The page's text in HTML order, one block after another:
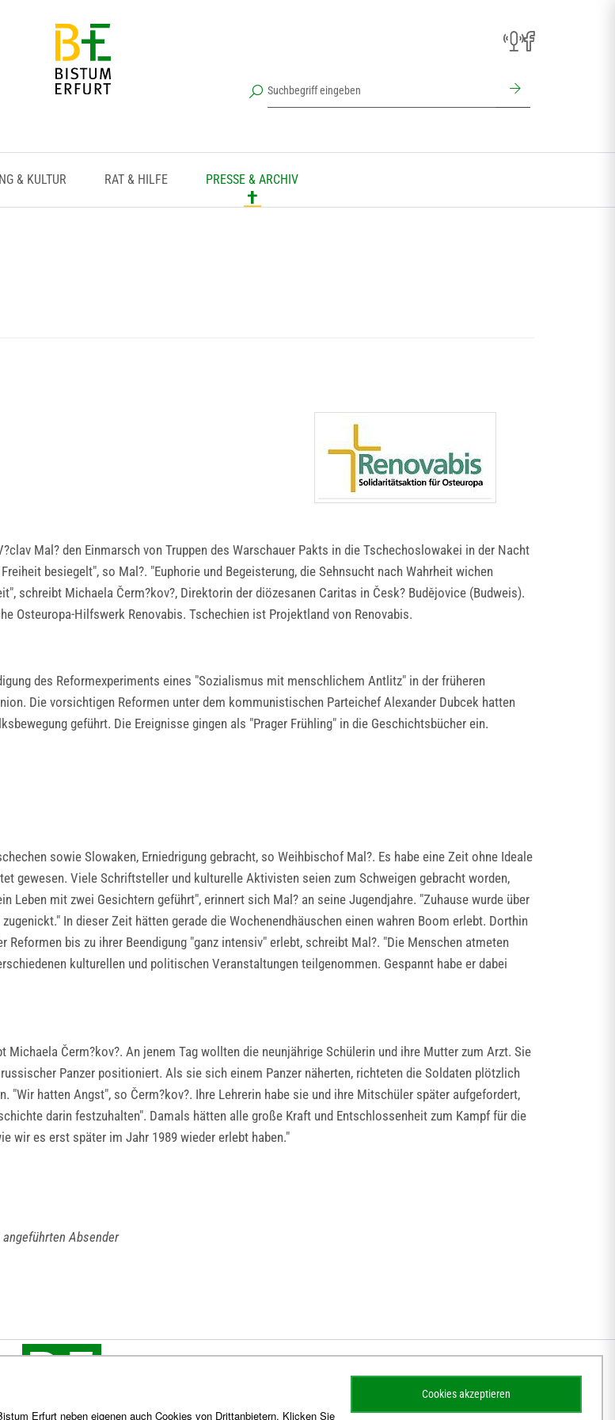
& KULTUR RAT & HILFE PRESSE & ARCHIV
Mal? den Einmarsch von Truppen des Warschauer Pakts in die Tschechoslowakei in der Nacht
besiegelt", so Mal?. "Euphorie und Begeisterung, die Sehnsucht nach Wahrheit wichen
schreibt Michaela Čerm?kov?, Direktorin der diözesanen Caritas in Česk? Budějovice (Budweis).
Osteuropa-Hilfswerk Renovabis. Tschechien ist Projektland von Renovabis.
des Reformexperiments eines "Sozialismus mit menschlichem Antlitz" in der früheren
Die vorsichtigen Reformen unter dem kommunistischen Parteichef Alexander Dubcek hatten
geführt. Die Ereignisse gingen als "Prager Frühling" in die Geschichtsbücher ein.
sowie Slowaken, Erniedrigung gebracht, so Weihbischof Mal?. Es habe eine Zeit ohne Ideale
gewesen. Viele Schriftsteller und kulturelle Aktivisten seien zum Schweigen gebracht worden,
Leben mit zwei Gesichtern geführt", erinnert sich Mal? an seine Jugendjahre. "Zuhause wurde über
In dieser Zeit hätten gerade die Wochenendhäuschen einen wahren Boom erlebt. Dorthin
bis zu ihrer Beendigung "ganz intensiv" erlebt, schreibt Mal?. "Die Menschen atmeten
kulturellen und politischen Veranstaltungen teilgenommen. Gespannt habe er dabei
Čerm?kov?. An jenem Tag wollten die neunjährige Schülerin und ihre Mutter zum Arzt. Sie
Panzer positioniert. Als sie sich einem Panzer näherten, richteten die Soldaten plötzlich
"Wir hatten Angst", so Čerm?kov?. Ihre Lehrerin habe sie und ihre Mitschüler später aufgefordert,
darin festzuhalten". Damals hätten alle große Kraft und Entschlossenheit zum Kampf für die
wir es erst später im Jahr 1989 wieder erlebt haben."
Absender
Erfurt neben eigenen auch Cookies von Drittanbietern. Klicken Sie
Cookies akzeptieren